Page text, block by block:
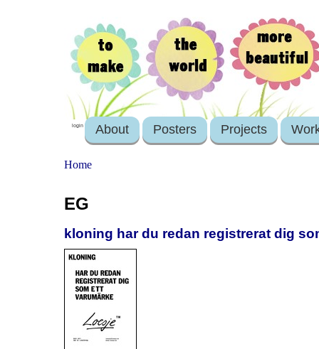
login About Posters Projects
Home
EG
kloning har du redan registrerat dig